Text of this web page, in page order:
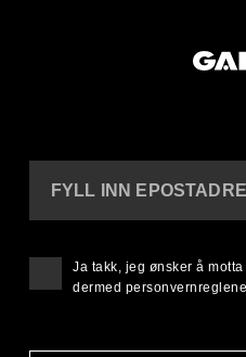
FYLL INN
Ja takk, jeg ønsker å
dermed personvernreglene